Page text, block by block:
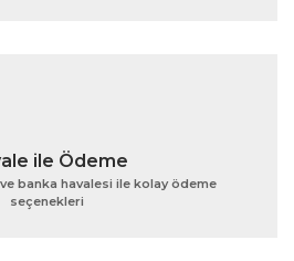
ile Ödeme
banka havalesi ile kolay ödeme
seçenekleri